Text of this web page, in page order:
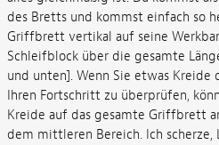
des Bretts und kommst einfach so
Griffbrett vertikal auf seine
Schleifblock über die gesamte
und unten]. Wenn Sie etwas Kreide
Ihren Fortschritt zu überprüfen,
Kreide auf das gesamte Griffbrett
dem mittleren Bereich. Ich scherze,